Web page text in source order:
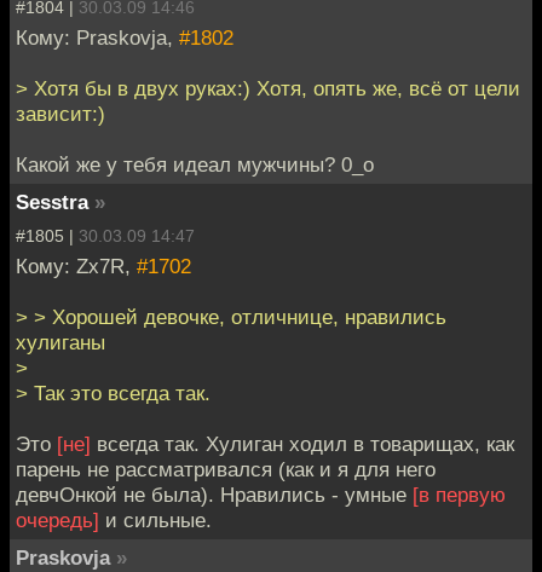
#1804 | 30.03.09 14:46
Кому: Praskovja, #1802
> Хотя бы в двух руках:) Хотя, опять же, всё от цели
зависит:)
Какой же у тебя идеал мужчины? 0_о
Sesstra »
#1805 | 30.03.09 14:47
Кому: Zx7R, #1702
> > Хорошей девочке, отличнице, нравились
хулиганы
>
> Так это всегда так.
Это [не] всегда так. Хулиган ходил в товарищах, как
парень не рассматривался (как и я для него
девчОнкой не была). Нравились - умные [в первую
очередь] и сильные.
Praskovja »